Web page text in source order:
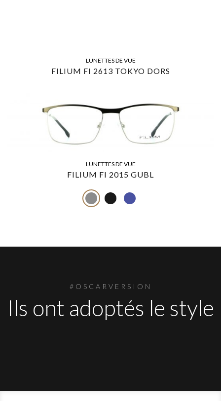
LUNETTES DE VUE
FILIUM FI 2613 TOKYO DORS
LUNETTES DE VUE
FILIUM FI 2015 GUBL
#OSCARVERSION
Ils ont adoptés le style